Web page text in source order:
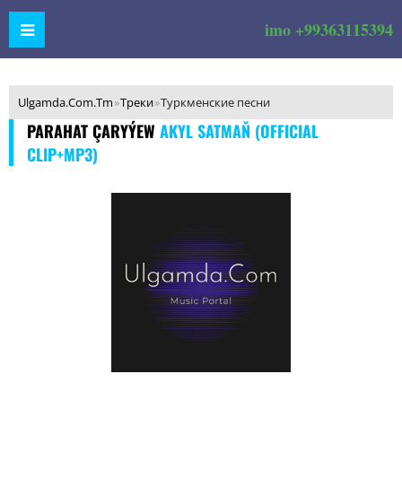
imo +99363115394
Ulgamda.Com.Tm»Треки»Туркменские песни
PARAHAT ÇARYÝEW AKYL SATMAŇ (OFFICIAL
CLIP+MP3)